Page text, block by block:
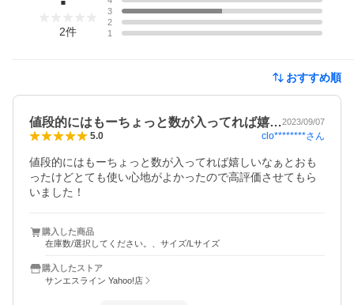
2件
3
2
1
おすすめ順
値段的にはもーちょっと数が入ってれば嬉…2023/09/07
5.0 clo********さん
値段的にはもーちょっと数が入ってれば嬉しいなぁとおも
ったけどとても使い心地がよかったので高評価させてもら
いました！
購入した商品
在庫数/選択してください。、サイズ/Lサイズ
購入したストア
サンエスライン Yahoo!店